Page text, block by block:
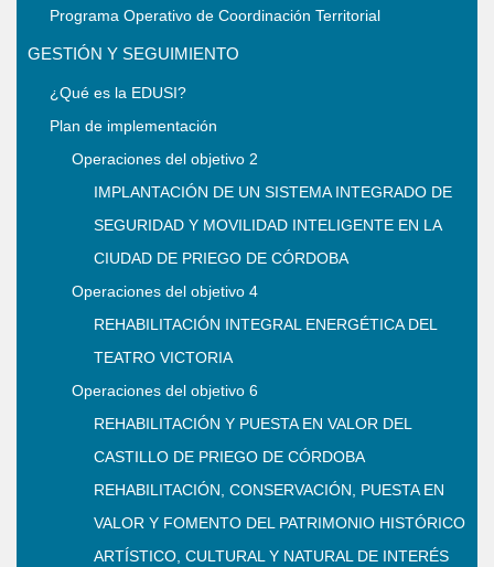
Programa Operativo de Coordinación Territorial
GESTIÓN Y SEGUIMIENTO
¿Qué es la EDUSI?
Plan de implementación
Operaciones del objetivo 2
IMPLANTACIÓN DE UN SISTEMA INTEGRADO DE
SEGURIDAD Y MOVILIDAD INTELIGENTE EN LA
CIUDAD DE PRIEGO DE CÓRDOBA
Operaciones del objetivo 4
REHABILITACIÓN INTEGRAL ENERGÉTICA DEL
TEATRO VICTORIA
Operaciones del objetivo 6
REHABILITACIÓN Y PUESTA EN VALOR DEL
CASTILLO DE PRIEGO DE CÓRDOBA
REHABILITACIÓN, CONSERVACIÓN, PUESTA EN
VALOR Y FOMENTO DEL PATRIMONIO HISTÓRICO
ARTÍSTICO, CULTURAL Y NATURAL DE INTERÉS